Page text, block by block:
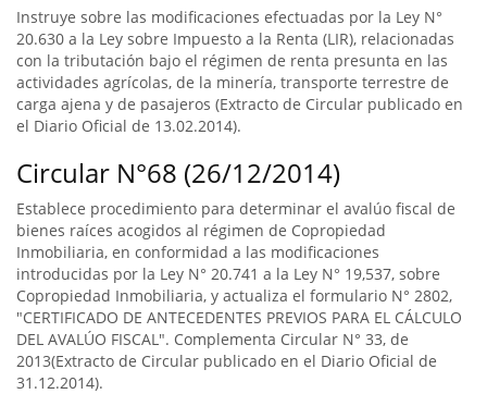
Instruye sobre las modificaciones efectuadas por la Ley N°
20.630 a la Ley sobre Impuesto a la Renta (LIR), relacionadas
con la tributación bajo el régimen de renta presunta en las
actividades agrícolas, de la minería, transporte terrestre de
carga ajena y de pasajeros (Extracto de Circular publicado en
el Diario Oficial de 13.02.2014).
Circular N°68 (26/12/2014)
Establece procedimiento para determinar el avalúo fiscal de
bienes raíces acogidos al régimen de Copropiedad
Inmobiliaria, en conformidad a las modificaciones
introducidas por la Ley N° 20.741 a la Ley N° 19,537, sobre
Copropiedad Inmobiliaria, y actualiza el formulario N° 2802,
"CERTIFICADO DE ANTECEDENTES PREVIOS PARA EL CÁLCULO
DEL AVALÚO FISCAL". Complementa Circular N° 33, de
2013(Extracto de Circular publicado en el Diario Oficial de
31.12.2014).